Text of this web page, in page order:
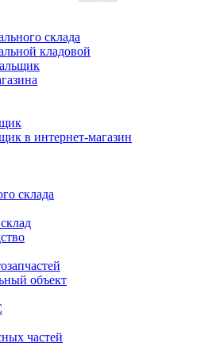
склада
кладовой
в интернет-магазин
склада
объект
частей